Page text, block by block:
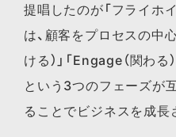
提唱したのが「フライホ
は、顧客をプロセスの中
ける）」「Engage（関わる
という3つのフェーズが
ることでビジネスを成長